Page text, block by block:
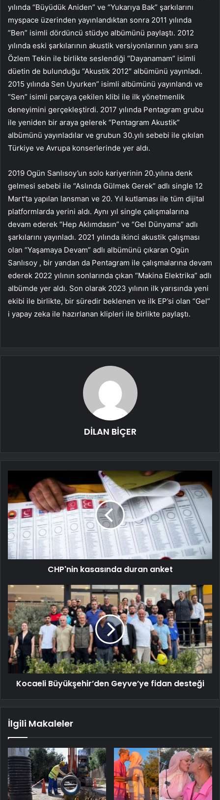
yılında “Büyüdük Aniden” ve “Yukarıya Bak” şarkılarını
myspace üzerinden yayınlandıktan sonra 2011 yılında
”Ben” isimli dördüncü stüdyo albümünü paylaştı. 2012
yılında eski şarkılarının akustik versiyonlarının yanı sıra
Özlem Tekin ile birlikte seslendiği “Dayanamam” isimli
düetin de bulunduğu “Akustik 2012″ albümünü yayınladı.
2015 yılında Sen Uyurken” isimli albümünü yayınlandı ve
“Sen” isimli parçaya çekilen klibi ile ilk yönetmenlik
deneyimini gerçekleştirdi. 2017 yılında Pentagram grubu
ile yeniden bir araya gelerek “Pentagram Akustik”
albümünü yayınladılar ve grubun 30.yılı sebebi ile çıkılan
Türkiye ve Avrupa konserlerinde yer aldı.
2019 Ogün Sanlısoy’un solo kariyerinin 20.yılına denk
gelmesi sebebi ile “Aslında Gülmek Gerek” adlı single 12
Mart’ta yapılan lansman ve 20. Yıl kutlaması ile tüm dijital
platformlarda yerini aldı. Aynı yıl single çalışmalarına
devam ederek “Hep Aklımdasın” ve “Gel Dünyama” adlı
şarkılarını yayınladı. 2021 yılında ikinci akustik çalışması
olan “Yaşamaya Devam” adlı albümünü çıkaran Ogün
Sanlısoy , bir yandan da Pentagram ile çalışmalarına devam
ederek 2022 yılının sonlarında çıkan “Makina Elektrika” adlı
albümde yer aldı. Son olarak 2023 yılının ilk yarısında yeni
ekibi ile birlikte, bir süredir beklenen ve ilk EP’si olan “Gel”
i yapay zeka ile hazırlanan klipleri ile birlikte paylaştı.
DİLAN BİÇER
CHP'nin kasasında duran anket
Kocaeli Büyükşehir’den Geyve’ye fidan desteği
İlgili Makaleler